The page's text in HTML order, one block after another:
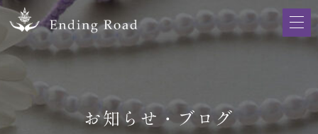
お知らせ・ブログ